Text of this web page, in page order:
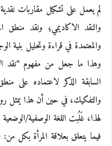
لم يعمل على تشكيل مقاربات
والنقد الاكاديمي؛ ونقد منطق
والمعتمدة في قراءة وتحليل بنية
وهذا ما جعل من مفهوم “نقد
السابقة الذكر لاعتماده على
والتفكيك، في حين أن هذا يمثل
لهذا، غَلُبت اللغة الوصفية/
فيما يتعلق بعلاقة المرأة بكل من: